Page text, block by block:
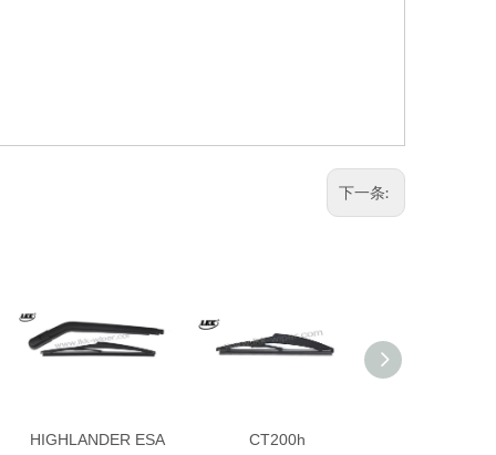
下一条:
HIGHLANDER ESA CT200h